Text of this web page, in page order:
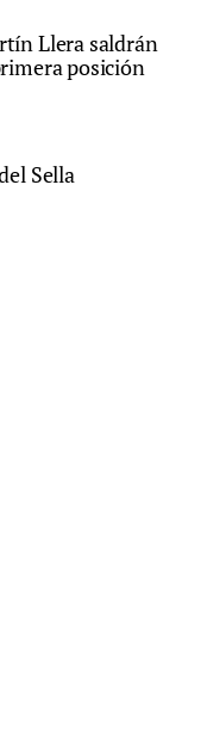
Llera saldrán
posición
Sella